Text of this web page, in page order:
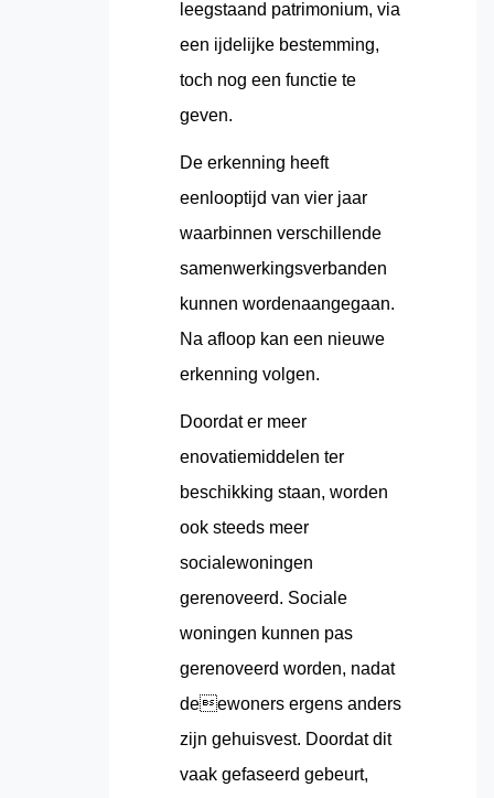
leegstaand patrimonium, via
een ijdelijke bestemming,
toch nog een functie te
geven.
De erkenning heeft
eenlooptijd van vier jaar
waarbinnen verschillende
samenwerkingsverbanden
kunnen wordenaangegaan.
Na afloop kan een nieuwe
erkenning volgen.
Doordat er meer
enovatiemiddelen ter
beschikking staan, worden
ook steeds meer
socialewoningen
gerenoveerd. Sociale
woningen kunnen pas
gerenoveerd worden, nadat
deewoners ergens anders
zijn gehuisvest. Doordat dit
vaak gefaseerd gebeurt,